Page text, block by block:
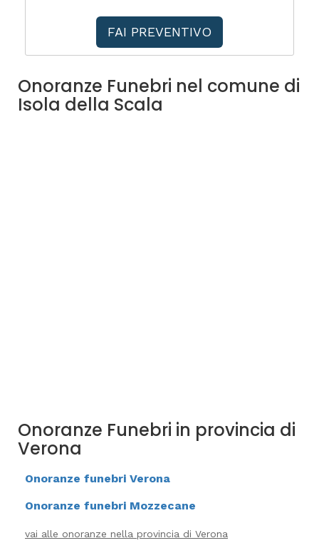
FAI PREVENTIVO
Onoranze Funebri nel comune di
Isola della Scala
Onoranze Funebri in provincia di
Verona
Onoranze funebri Verona
Onoranze funebri Mozzecane
vai alle onoranze nella provincia di Verona